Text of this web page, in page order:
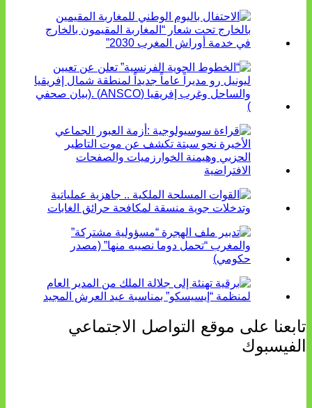
تابعنا على موقع التواصل الاجتماعي
الفيسبوك